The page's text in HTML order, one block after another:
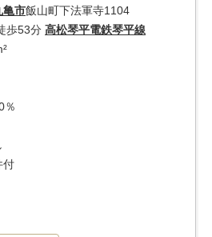
亀市飯山町下法軍寺1104
歩53分 高松琴平電鉄琴平線
％
付